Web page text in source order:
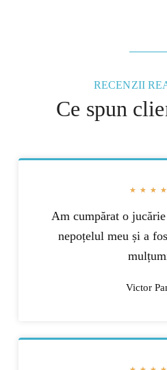
RECENZII
Ce spun
★ ★ ★ ★
Am cumpărat o
nepoțelul meu și a
Victor